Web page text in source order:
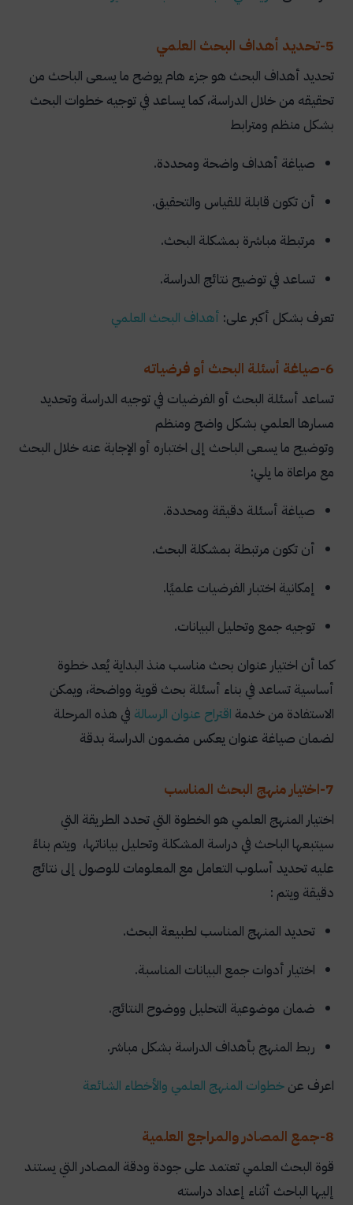
5-تحديد أهداف البحث العلمي
تحديد أهداف البحث هو جزء هام يوضح ما يسعى الباحث من
تحقيقه من خلال الدراسة، كما يساعد في توجيه خطوات البحث
بشكل منظم ومترابط
صياغة أهداف واضحة ومحددة.
أن تكون قابلة للقياس والتحقيق.
مرتبطة مباشرة بمشكلة البحث.
تساعد في توضيح نتائج الدراسة.
تعرف بشكل أكبر على: أهداف البحث العلمي
6-صياغة أسئلة البحث أو فرضياته
تساعد أسئلة البحث أو الفرضيات في توجيه الدراسة وتحديد
مسارها العلمي بشكل واضح ومنظم
وتوضيح ما يسعى الباحث إلى اختباره أو الإجابة عنه خلال البحث
مع مراعاة ما يلي:
صياغة أسئلة دقيقة ومحددة.
أن تكون مرتبطة بمشكلة البحث.
إمكانية اختبار الفرضيات علميًا.
توجيه جمع وتحليل البيانات.
كما أن اختيار عنوان بحث مناسب منذ البداية يُعد خطوة
أساسية تساعد في بناء أسئلة بحث قوية وواضحة، ويمكن
الاستفادة من خدمة اقتراح عنوان الرسالة في هذه المرحلة
لضمان صياغة عنوان يعكس مضمون الدراسة بدقة
7-اختيار منهج البحث المناسب
اختيار المنهج العلمي هو الخطوة التي تحدد الطريقة التي
سيتبعها الباحث في دراسة المشكلة وتحليل بياناتها، ويتم بناءً
عليه تحديد أسلوب التعامل مع المعلومات للوصول إلى نتائج
دقيقة ويتم :
تحديد المنهج المناسب لطبيعة البحث.
اختيار أدوات جمع البيانات المناسبة.
ضمان موضوعية التحليل ووضوح النتائج.
ربط المنهج بأهداف الدراسة بشكل مباشر.
اعرف عن خطوات المنهج العلمي والأخطاء الشائعة
8-جمع المصادر والمراجع العلمية
قوة البحث العلمي تعتمد على جودة ودقة المصادر التي يستند
إليها الباحث أثناء إعداد دراسته